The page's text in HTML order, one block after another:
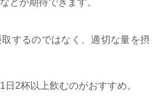
するのではなく、適切な量を摂
2杯以上飲むのがおすすめ。